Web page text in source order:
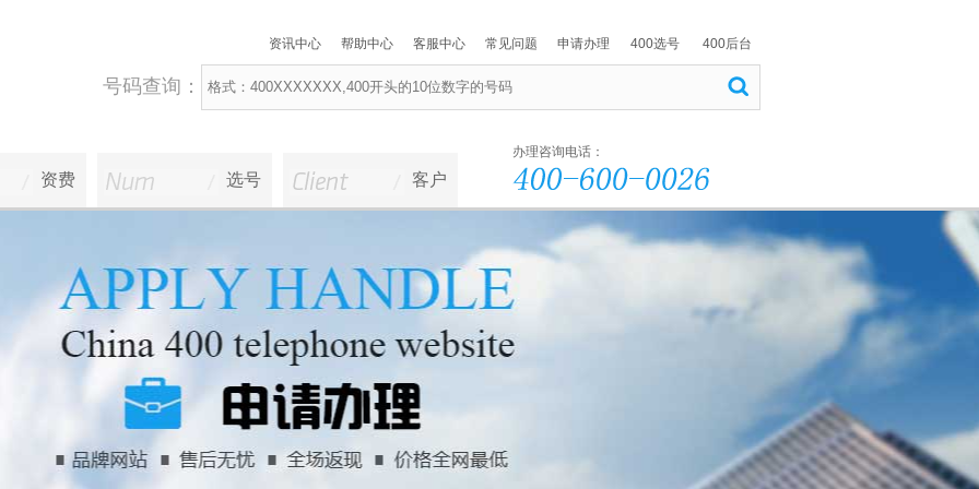
400后台
400选号
申请办理
常见问题
客服中心
帮助中心
资讯中心
号码查询：
资费 选号 客户
办理咨询电话：